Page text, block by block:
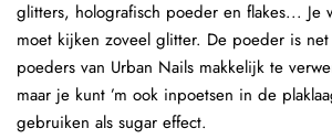
glitters, holografisch poeder en flakes... Je
moet kijken zoveel glitter. De poeder is
poeders van Urban Nails makkelijk te
maar je kunt ’m ook inpoetsen in de
gebruiken als sugar effect.